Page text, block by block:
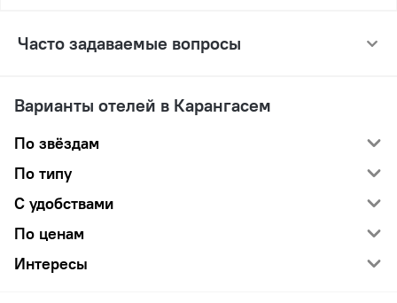
Часто задаваемые вопросы
Варианты отелей в Карангасем
По звёздам
По типу
С удобствами
По ценам
Интересы